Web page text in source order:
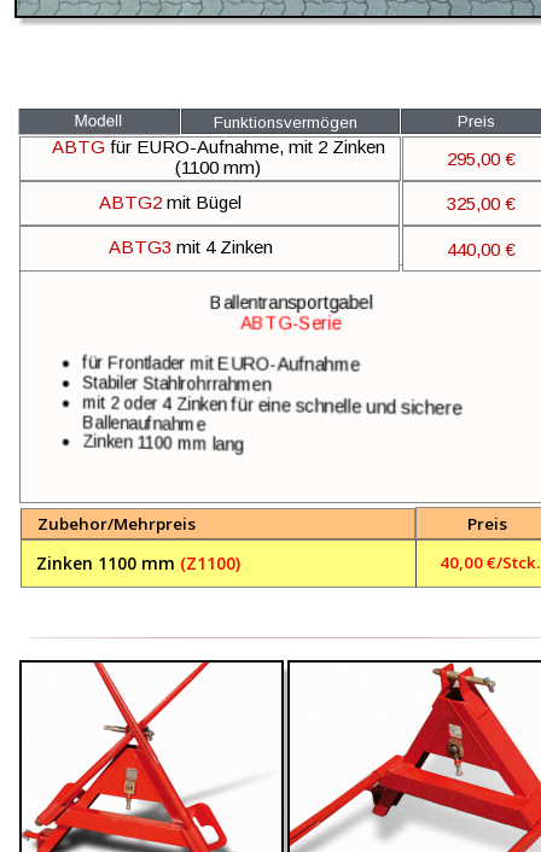
Ballentransportgabel
ABTG-Serie
• für Frontlader mit EURO-Aufnahme
• Stabiler Stahlrohrrahmen
• mit 2 oder 4 Zinken für eine schnelle und sichere
Ballenaufnahme
• Zinken 1100 mm lang
Preis
295,00 €
Funktionsvermögen
ABTG für EURO-Aufnahme, mit 2 Zinken
(1100 mm)
Zubehor/Mehrpreis
Preis
40,00 €/Stck.
325,00 €
ABTG2 mit Bügel
440,00 €
ABTG3 mit 4 Zinken
Zinken 1100 mm (Z1100)